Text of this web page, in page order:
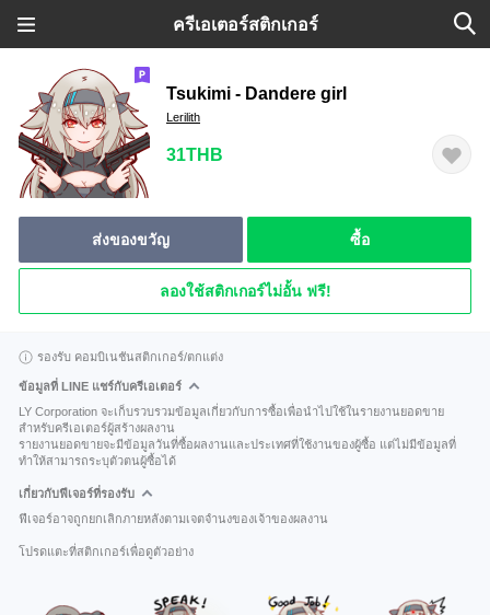
ครีเอเตอร์สติกเกอร์
Tsukimi - Dandere girl
Lerilith
31THB
ส่งของขวัญ ซื้อ
ลองใช้สติกเกอร์ไม่อั้น ฟรี!
รองรับ คอมบิเนชันสติกเกอร์/ตกแต่ง
ข้อมูลที่ LINE แชร์กับครีเอเตอร์
LY Corporation จะเก็บรวบรวมข้อมูลเกี่ยวกับการซื้อเพื่อนำไปใช้ในรายงานยอดขาย
สำหรับครีเอเตอร์ผู้สร้างผลงาน
รายงานยอดขายจะมีข้อมูลวันที่ซื้อผลงานและประเทศที่ใช้งานของผู้ซื้อ แต่ไม่มีข้อมูลที่
ทำให้สามารถระบุตัวตนผู้ซื้อได้
เกี่ยวกับฟีเจอร์ที่รองรับ
ฟีเจอร์อาจถูกยกเลิกภายหลังตามเจตจำนงของเจ้าของผลงาน
โปรดแตะที่สติกเกอร์เพื่อดูตัวอย่าง